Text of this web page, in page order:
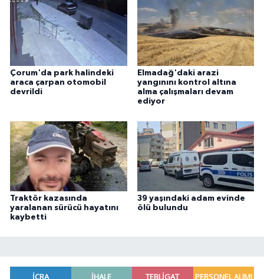
Çorum'da park halindeki
araca çarpan otomobil
devrildi
Elmadağ'daki arazi
yangınını kontrol altına
alma çalışmaları devam
ediyor
Traktör kazasında
yaralanan sürücü hayatını
kaybetti
39 yaşındaki adam evinde
ölü bulundu